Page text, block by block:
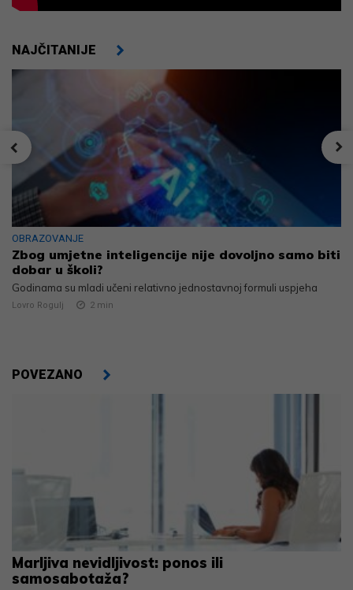
NAJČITANIJE
OBRAZOVANJE
Zbog umjetne inteligencije nije dovoljno samo biti
dobar u školi?
Godinama su mladi učeni relativno jednostavnoj formuli uspjeha
Lovro Rogulj 2 min
POVEZANO
Marljiva nevidljivost: ponos ili
samosabotaža?